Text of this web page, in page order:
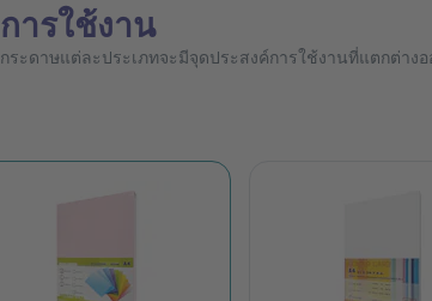
การใช้งาน
กระดาษแต่ละประเภทจะมีจุดประสงค์การใช้งานที่แตกต่าง